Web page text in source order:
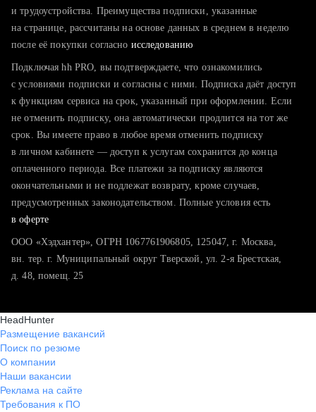
тратите много времени на поиск и вручную поднимаете
хотите сравнить себя с конкурентами и оценить шансы
и трудоустройства. Преимущества подписки, указанные
на странице, рассчитаны на основе данных в среднем в неделю
после её покупки согласно исследованию
Подключая hh PRO, вы подтверждаете, что ознакомились
с условиями подписки и согласны с ними. Подписка даёт доступ
к функциям сервиса на срок, указанный при оформлении. Если
не отменить подписку, она автоматически продлится на тот же
срок. Вы имеете право в любое время отменить подписку
в личном кабинете — доступ к услугам сохранится до конца
оплаченного периода. Все платежи за подписку являются
окончательными и не подлежат возврату, кроме случаев,
предусмотренных законодательством. Полные условия есть
в оферте
ООО «Хэдхантер», ОГРН 1067761906805, 125047, г. Москва,
вн. тер. г. Муниципальный округ Тверской, ул. 2-я Брестская,
д. 48, помещ. 25
HeadHunter
Размещение вакансий
Поиск по резюме
О компании
Наши вакансии
Реклама на сайте
Требования к ПО